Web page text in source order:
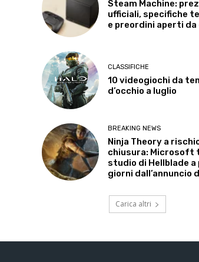
Steam Machine:
ufficiali, specifiche
e preordini aperti da
CLASSIFICHE
10 videogiochi da
d’occhio a luglio
BREAKING NEWS
Ninja Theory a
chiusura: Microsoft
studio di Hellblade a
giorni dall’annuncio
Carica altri